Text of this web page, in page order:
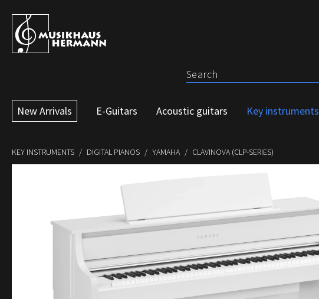
to main content
Skip to search
Skip to main navigation
New Arrivals E-Guitars Acoustic guitars Key instruments
KEY INSTRUMENTS DIGITAL PIANOS YAMAHA CLAVINOVA (CLP-SERIES)